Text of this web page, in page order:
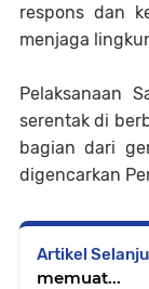
respons dan
menjaga
Pelaksanaan
serentak di
bagian dari
digencarkan
Artikel
memuat...